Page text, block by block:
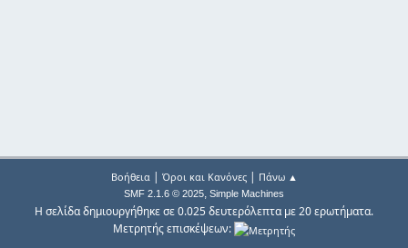
Βοήθεια| Όροι και Κανόνες| Πάνω ▲
SMF 2.1.6 © 2025, Simple Machines
Η σελίδα δημιουργήθηκε σε 0.025 δευτερόλεπτα με 20 ερωτήματα.
Μετρητής επισκέψεων: